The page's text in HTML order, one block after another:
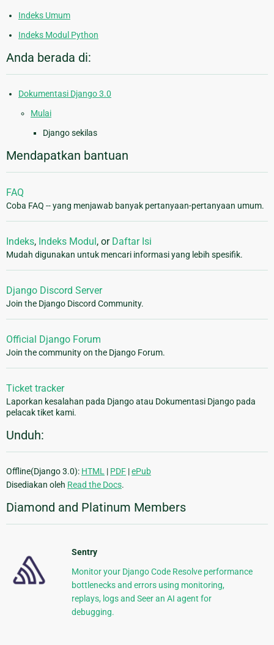
Indeks Umum
Indeks Modul Python
Anda berada di:
Dokumentasi Django 3.0
Mulai
Django sekilas
Mendapatkan bantuan
FAQ
Coba FAQ -- yang menjawab banyak pertanyaan-pertanyaan umum.
Indeks, Indeks Modul, or Daftar Isi
Mudah digunakan untuk mencari informasi yang lebih spesifik.
Django Discord Server
Join the Django Discord Community.
Official Django Forum
Join the community on the Django Forum.
Ticket tracker
Laporkan kesalahan pada Django atau Dokumentasi Django pada
pelacak tiket kami.
Unduh:
Offline(Django 3.0): HTML | PDF |ePub
Disediakan oleh Read the Docs.
Diamond and Platinum Members
Sentry
Monitor your Django Code Resolve performance
bottlenecks and errors using monitoring,
replays, logs and Seer an AI agent for
debugging.